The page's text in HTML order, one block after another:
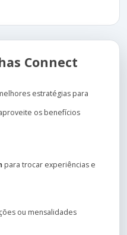
Connect
estratégias para
os benefícios
para trocar experiências e
ou mensalidades